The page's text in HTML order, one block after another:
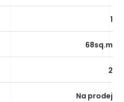
1
68sq.m
2
Na prodej